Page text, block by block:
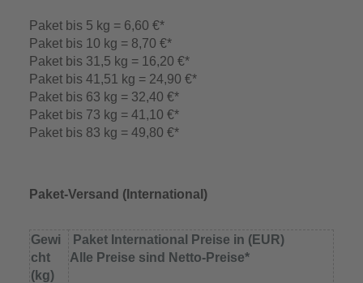
Paket bis 5 kg = 6,60 €*
Paket bis 10 kg = 8,70 €*
Paket bis 31,5 kg = 16,20 €*
Paket bis 41,51 kg = 24,90 €*
Paket bis 63 kg = 32,40 €*
Paket bis 73 kg = 41,10 €*
Paket bis 83 kg = 49,80 €*
Paket-Versand ( International)
Gewi
cht
(kg)
Paket International Preise in (EUR)
Alle Preise sind Netto-Preise*